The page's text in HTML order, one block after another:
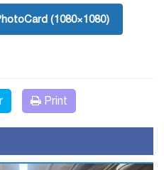
(1080×1080)
Print